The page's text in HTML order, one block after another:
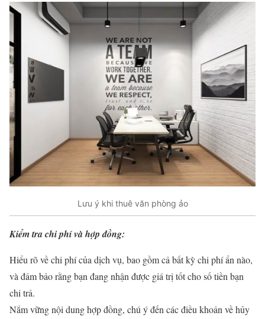
Lưu ý khi thuê văn phòng ảo
Kiểm tra chi phí và hợp đồng:
Hiểu rõ về chi phí của dịch vụ, bao gồm cả bất kỳ chi phí ẩn nào,
và đảm bảo rằng bạn đang nhận được giá trị tốt cho số tiền bạn
chi trả.
Nắm vững nội dung hợp đồng, chú ý đến các điều khoản về hủy